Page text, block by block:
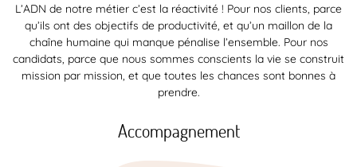
L’ADN de notre métier c’est la réactivité ! Pour nos clients, parce
qu’ils ont des objectifs de productivité, et qu’un maillon de la
chaîne humaine qui manque pénalise l’ensemble. Pour nos
candidats, parce que nous sommes conscients la vie se construit
mission par mission, et que toutes les chances sont bonnes à
prendre.
Accompagnement